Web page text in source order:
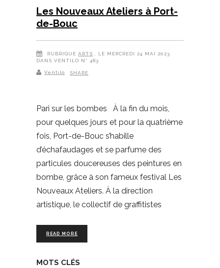
Les Nouveaux Ateliers à Port-
de-Bouc
RUBRIQUE ARTS , LE MERCREDI 24 MAI 2023
DANS VENTILO N° 483
Ventilo SHARE
Pari sur les bombes À la fin du mois,
pour quelques jours et pour la quatrième
fois, Port-de-Bouc s’habille
d’échafaudages et se parfume des
particules doucereuses des peintures en
bombe, grâce à son fameux festival Les
Nouveaux Ateliers. À la direction
artistique, le collectif de graffitistes
READ MORE
MOTS CLÉS